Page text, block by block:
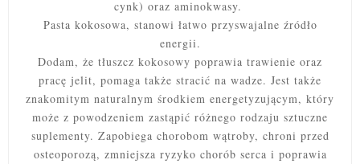
cynk) oraz aminokwasy.
Pasta kokosowa, stanowi łatwo przyswajalne źródło
energii.
Dodam, że tłuszcz kokosowy poprawia trawienie oraz
pracę jelit, pomaga także stracić na wadze. Jest także
znakomitym naturalnym środkiem energetyzującym, który
może z powodzeniem zastąpić różnego rodzaju sztuczne
suplementy. Zapobiega chorobom wątroby, chroni przed
osteoporozą, zmniejsza ryzyko chorób serca i poprawia